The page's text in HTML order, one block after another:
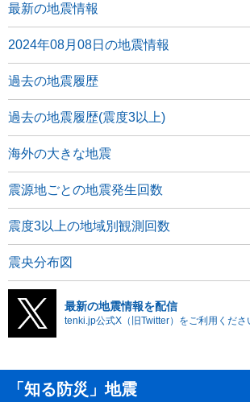
最新の地震情報
2024年08月08日の地震情報
過去の地震履歴
過去の地震履歴(震度3以上)
海外の大きな地震
震源地ごとの地震発生回数
震度3以上の地域別観測回数
震央分布図
最新の地震情報を配信
tenki.jp公式X（旧Twitter）をご利用くださ
「知る防災」地震